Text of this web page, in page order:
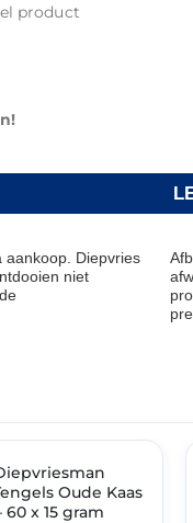
product
aankoop. Diepvries
niet
ASSORTIMENT
Oude Kaas
60 x 15 gram